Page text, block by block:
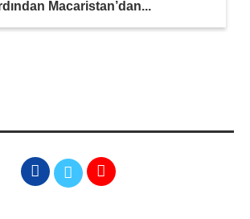
Macaristan’dan...